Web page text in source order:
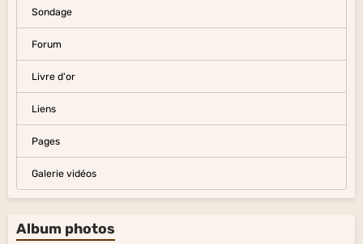
Sondage
Forum
Livre d'or
Liens
Pages
Galerie vidéos
Album photos